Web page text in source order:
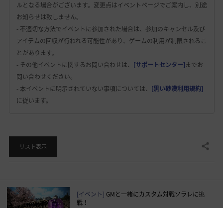
ルとなる場合がございます。変更点はイベントページでご案内し、別途
お知らせは致しません。
- 不適切な方法でイベントに参加された場合は、参加のキャンセル及び
アイテムの回収が行われる可能性があり、ゲームの利用が制限されるこ
とがあります。
- その他イベントに関するお問い合わせは、 [サポートセンター]までお
問い合わせください。
- 本イベントに明示されていない事項については、 [黒い砂漠利用規約]
に従います。
リスト表示 共有する
[イベント] GMと一緒にカスタム対戦ソラレに挑
戦！